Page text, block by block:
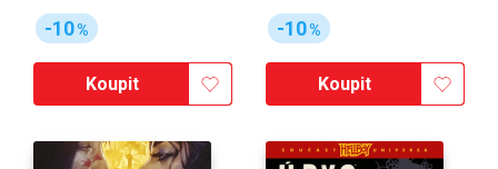
-10%
Koupit
-10%
Koupit